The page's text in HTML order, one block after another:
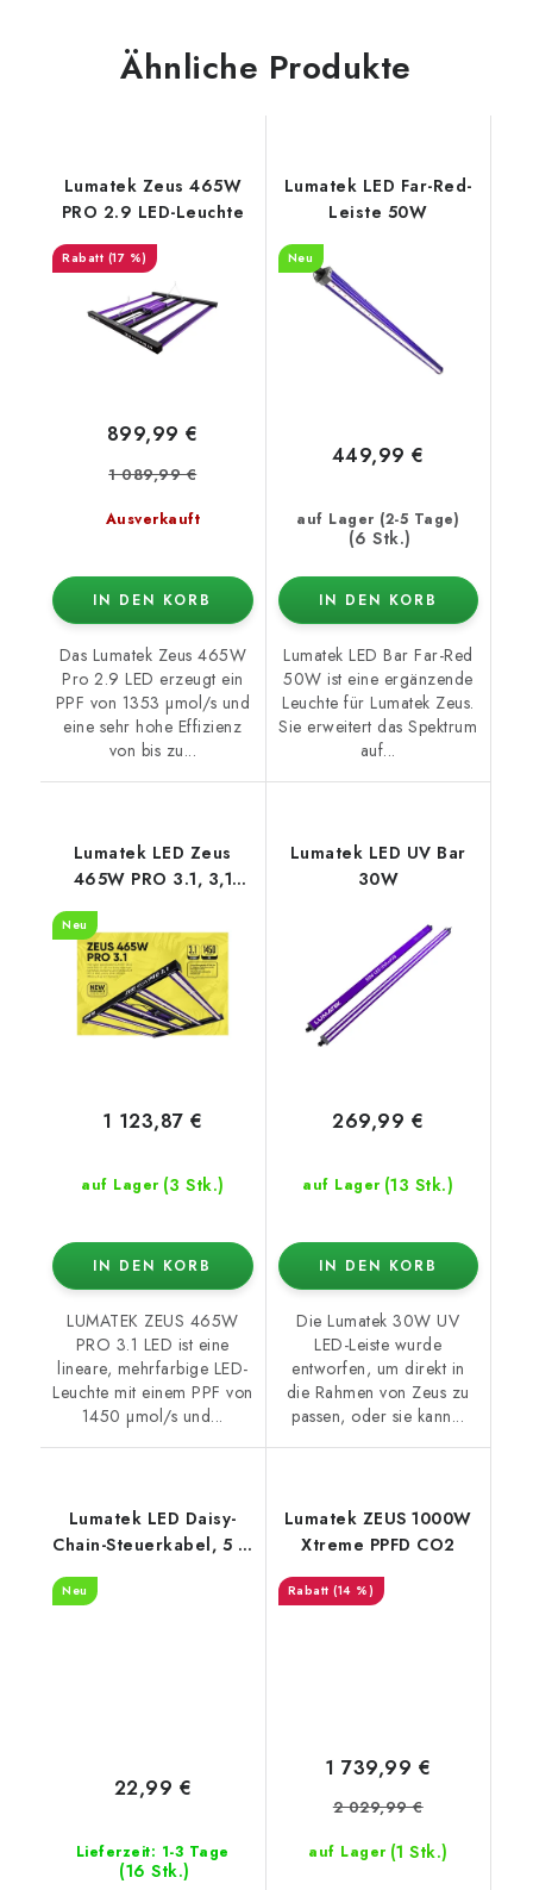
Ähnliche Produkte
Lumatek Zeus 465W
PRO 2.9 LED-Leuchte
(17 %)
Ausverkauft
899,99 €
1 089,99 €
IN DEN KORB
Das Lumatek Zeus 465W
Pro 2.9 LED erzeugt ein
PPF von 1353 µmol/s und
eine sehr hohe Effizienz
von bis zu...
Lumatek LED Far-Red-
Leiste 50W
Neu
auf Lager (2-5 Tage)
(6 Stk.)
449,99 €
IN DEN KORB
Lumatek LED Bar Far-Red
50W ist eine ergänzende
Leuchte für Lumatek Zeus.
Sie erweitert das Spektrum
auf...
Lumatek LED Zeus
465W PRO 3.1, 3,1
Neu
auf Lager (3 Stk.)
1 123,87 €
IN DEN KORB
LUMATEK ZEUS 465W
PRO 3.1 LED ist eine
lineare, mehrfarbige LED-
Leuchte mit einem PPF von
1450 µmol/s und...
Lumatek LED UV Bar
30W
auf Lager (13 Stk.)
269,99 €
IN DEN KORB
Die Lumatek 30W UV
LED-Leiste wurde
entworfen, um direkt in
die Rahmen von Zeus zu
passen, oder sie kann...
Lumatek LED Daisy-
Chain-Steuerkabel, 5 m
Neu
Lieferzeit: 1-3 Tage
(16 Stk.)
22,99 €
Lumatek ZEUS 1000W
Xtreme PPFD CO2
(14 %)
auf Lager (1 Stk.)
1 739,99 €
2 029,99 €